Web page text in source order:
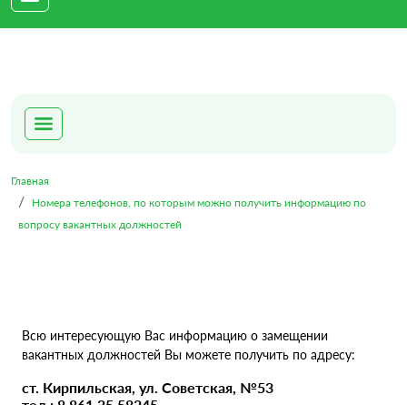
Главная
Номера телефонов, по которым можно получить информацию по
вопросу вакантных должностей
Всю интересующую Вас информацию о замещении
вакантных должностей Вы можете получить по адресу:
ст. Кирпильская, ул. Советская, №53